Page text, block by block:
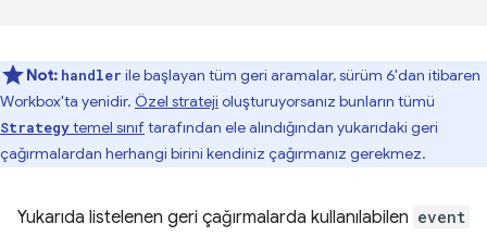
Not: handler ile başlayan tüm geri aramalar, sürüm 6'dan itibaren
Workbox'ta yenidir. Özel strateji oluşturuyorsanız bunların tümü
Strategytemel sınıftarafından ele alındığından yukarıdaki geri
çağırmalardan herhangi birini kendiniz çağırmanız gerekmez.
Yukarıda listelenen geri çağırmalarda kullanılabilen event